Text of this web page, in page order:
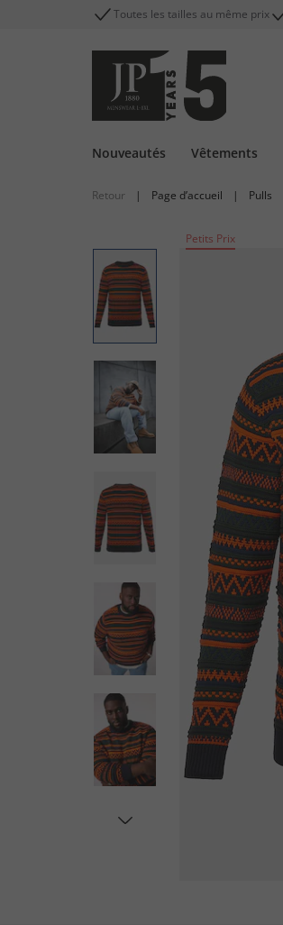
Toutes les tailles au même prix
Nouveautés Vêtements
Retour | Page d’accueil | Pulls
Petits Prix